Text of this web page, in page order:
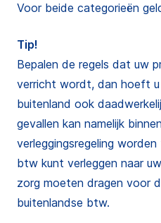
Voor beide categorieën
Tip!
Bepalen de regels dat uw
verricht wordt, dan hoeft
buitenland ook
gevallen kan namelijk
verleggingsregeling
btw kunt verleggen naar
zorg moeten dragen voor
buitenlandse btw.